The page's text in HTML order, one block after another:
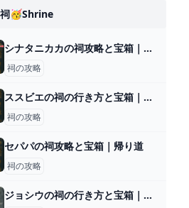
祠🥳shrine
シナタニカカの祠攻略と宝箱｜難しい時の対処法
祠の攻略
ススビエの祠の行き方と宝箱｜ラウルの祝福
祠の攻略
セパパの祠攻略と宝箱｜帰り道
祠の攻略
ジョシウの祠の行き方と宝箱｜ラウルの祝福